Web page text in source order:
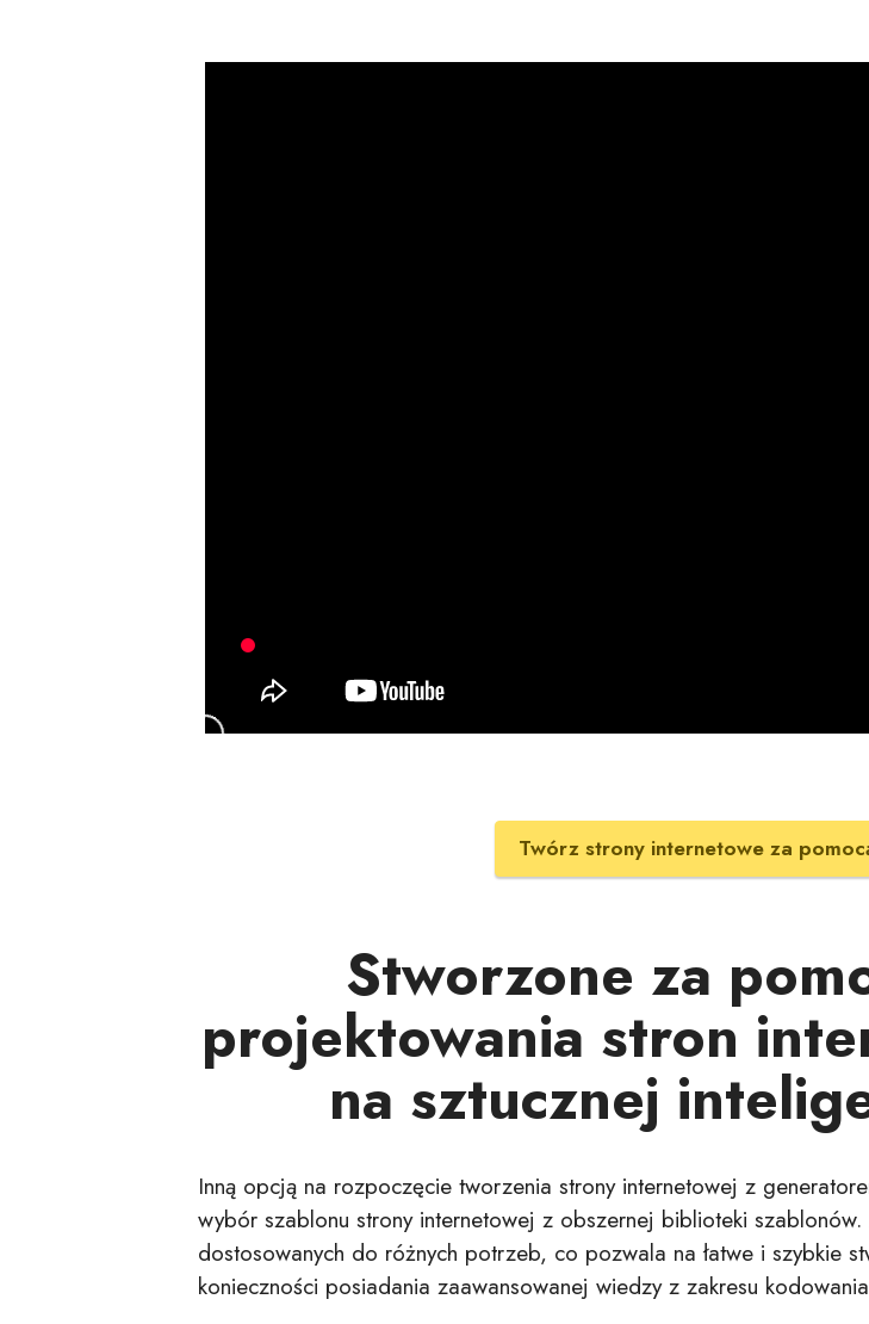
Twórz strony internetowe za
Stworzone za
projektowania stron
na sztucznej
Inną opcją na rozpoczęcie tworzenia strony internetowej z
wybór szablonu strony internetowej z obszernej biblioteki
dostosowanych do różnych potrzeb, co pozwala na łatwe i szybkie
konieczności posiadania zaawansowanej wiedzy z zakresu